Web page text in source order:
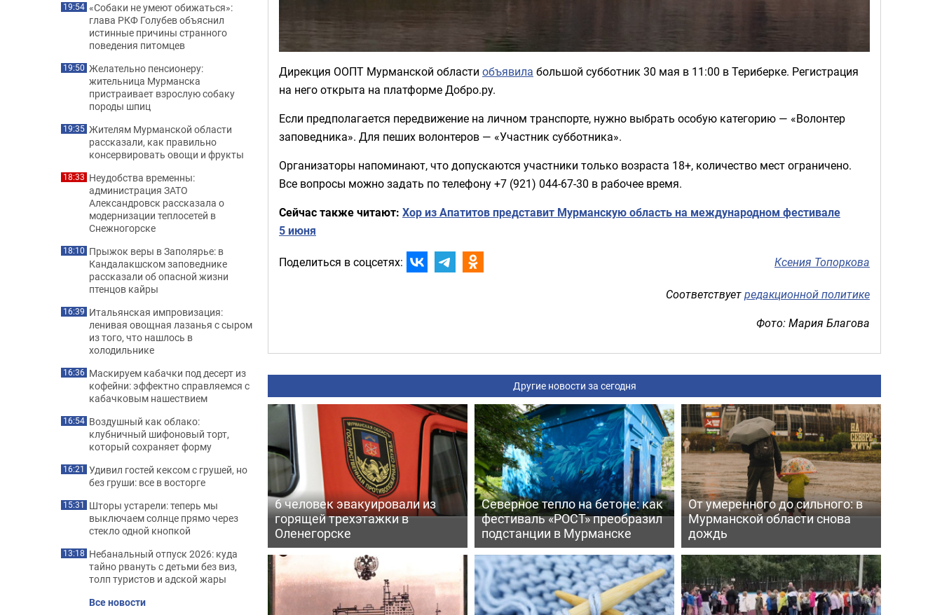
Дирекция ООПТ Мурманской области объявила большой субботник 30 мая в 11:00 в Териберке. Регистрация
на него открыта на платформе Добро.ру.
Если предполагается передвижение на личном транспорте, нужно выбрать особую категорию — «Волонтер
заповедника». Для пеших волонтеров — «Участник субботника».
Организаторы напоминают, что допускаются участники только возраста 18+, количество мест ограничено.
Все вопросы можно задать по телефону +7 (921) 044-67-30 в рабочее время.
Сейчас также читают: Хор из Апатитов представит Мурманскую область на международном фестивале
5 июня
Поделиться в соцсетях: Ксения Топоркова
Соответствуетредакционной политике
Фото: Мария Благова
Другие новости за сегодня
6 человек эвакуировали из
горящей трехэтажки в
Оленегорске
Северное тепло на бетоне: как
фестиваль «РОСТ» преобразил
подстанции в Мурманске
От умеренного до сильного: в
Мурманской области снова
дождь
19:54 «Собаки не умеют обижаться»:
глава РКФ Голубев объяснил
истинные причины странного
поведения питомцев
19:50 Желательно пенсионеру:
жительница Мурманска
пристраивает взрослую собаку
породы шпиц
19:35 Жителям Мурманской области
рассказали, как правильно
консервировать овощи и фрукты
18:33 Неудобства временны:
администрация ЗАТО
Александровск рассказала о
модернизации теплосетей в
Снежногорске
18:10 Прыжок веры в Заполярье: в
Кандалакшском заповеднике
рассказали об опасной жизни
птенцов кайры
16:39 Итальянская импровизация:
ленивая овощная лазанья с сыром
из того, что нашлось в
холодильнике
16:36 Маскируем кабачки под десерт из
кофейни: эффектно справляемся с
кабачковым нашествием
16:54 Воздушный как облако:
клубничный шифоновый торт,
который сохраняет форму
16:21 Удивил гостей кексом с грушей, но
без груши: все в восторге
15:31 Шторы устарели: теперь мы
выключаем солнце прямо через
стекло одной кнопкой
13:18 Небанальный отпуск 2026: куда
тайно рвануть с детьми без виз,
толп туристов и адской жары
Все новости